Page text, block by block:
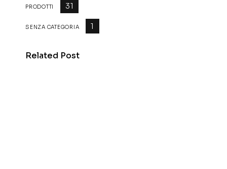
PRODOTTI 31
SENZA CATEGORIA 1
Related Post